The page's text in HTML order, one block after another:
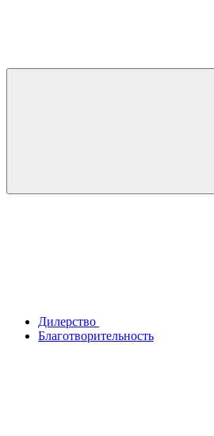
Дилерство
Благотворительность